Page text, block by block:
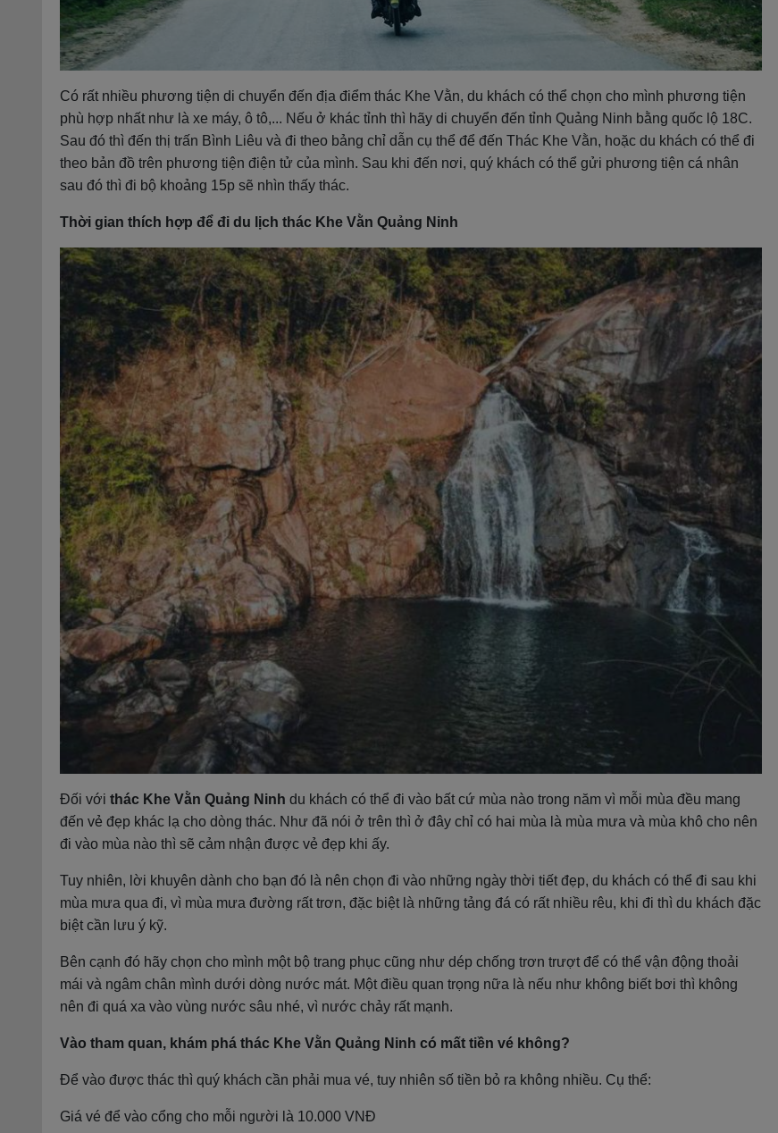
Có rất nhiều phương tiện di chuyển đến địa điểm thác Khe Vằn, du khách có thể chọn cho mình phương tiện
phù hợp nhất như là xe máy, ô tô,... Nếu ở khác tỉnh thì hãy di chuyển đến tỉnh Quảng Ninh bằng quốc lộ 18C.
Sau đó thì đến thị trấn Bình Liêu và đi theo bảng chỉ dẫn cụ thể để đến Thác Khe Vằn, hoặc du khách có thể đi
theo bản đồ trên phương tiện điện tử của mình. Sau khi đến nơi, quý khách có thể gửi phương tiện cá nhân
sau đó thì đi bộ khoảng 15p sẽ nhìn thấy thác.
Thời gian thích hợp để đi du lịch thác Khe Vằn Quảng Ninh
Đối với thác Khe Vằn Quảng Ninh du khách có thể đi vào bất cứ mùa nào trong năm vì mỗi mùa đều mang
đến vẻ đẹp khác lạ cho dòng thác. Như đã nói ở trên thì ở đây chỉ có hai mùa là mùa mưa và mùa khô cho nên
đi vào mùa nào thì sẽ cảm nhận được vẻ đẹp khi ấy.
Tuy nhiên, lời khuyên dành cho bạn đó là nên chọn đi vào những ngày thời tiết đẹp, du khách có thể đi sau khi
mùa mưa qua đi, vì mùa mưa đường rất trơn, đặc biệt là những tảng đá có rất nhiều rêu, khi đi thì du khách đặc
biệt cần lưu ý kỹ.
Bên cạnh đó hãy chọn cho mình một bộ trang phục cũng như dép chống trơn trượt để có thể vận động thoải
mái và ngâm chân mình dưới dòng nước mát. Một điều quan trọng nữa là nếu như không biết bơi thì không
nên đi quá xa vào vùng nước sâu nhé, vì nước chảy rất mạnh.
Vào tham quan, khám phá thác Khe Vằn Quảng Ninh có mất tiền vé không?
Để vào được thác thì quý khách cần phải mua vé, tuy nhiên số tiền bỏ ra không nhiều. Cụ thể:
Giá vé để vào cổng cho mỗi người là 10.000 VNĐ